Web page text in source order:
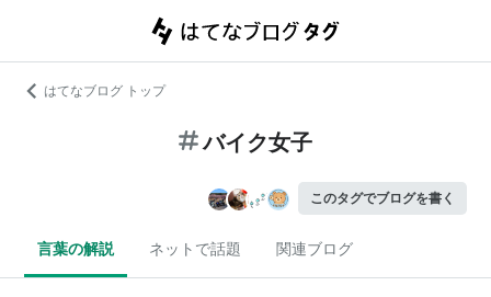
はてなブログ トップ
バイク女子
このタグでブログを書く
言葉の解説 ネットで話題 関連ブログ